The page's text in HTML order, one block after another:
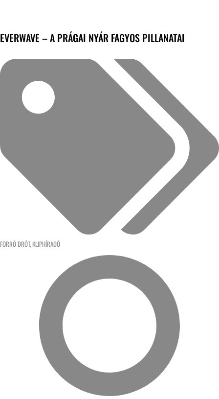
EVERWAVE – A PRÁGAI NYÁR FAGYOS PILLANATAI
FORRÓ DRÓT, KLIPHÍRADÓ